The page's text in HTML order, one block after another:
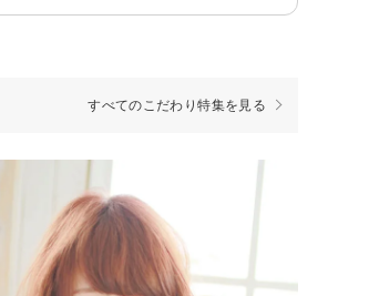
すべてのこだわり特集を見る